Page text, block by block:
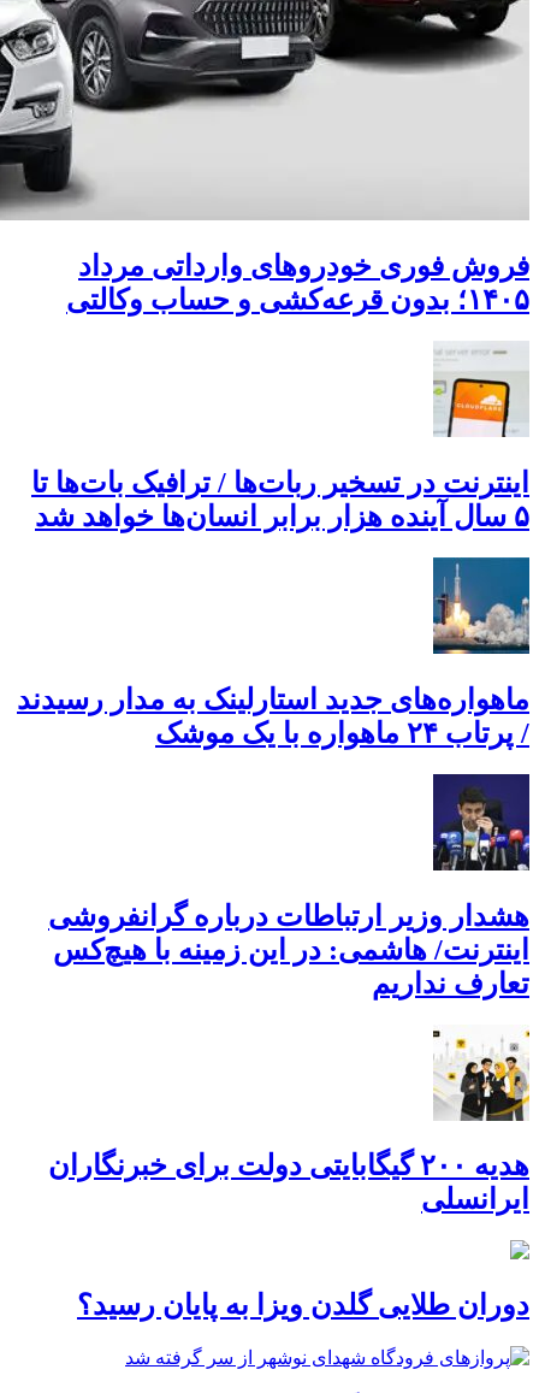
فروش فوری خودروهای وارداتی مرداد
۱۴۰۵؛ بدون قرعه‌کشی و حساب وکالتی
اینترنت در تسخیر ربات‌ها / ترافیک بات‌ها تا
۵ سال آینده هزار برابر انسان‌ها خواهد شد
ماهواره‌های جدید استارلینک به مدار رسیدند
/ پرتاب ۲۴ ماهواره با یک موشک
هشدار وزیر ارتباطات درباره گرانفروشی
اینترنت/ هاشمی: در این زمینه با هیچ‌کس
تعارف نداریم
هدیه ۲۰۰ گیگابایتی دولت برای خبرنگاران
ایرانسلی
دوران طلایی گلدن ویزا به پایان رسید؟